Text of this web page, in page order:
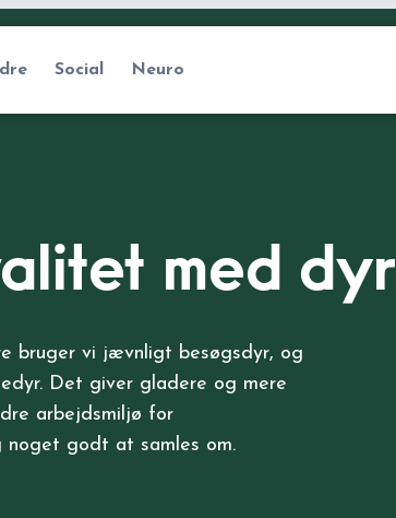
Social Neuro
med dyr
bruger vi jævnligt besøgsdyr, og
Det giver gladere og mere
arbejdsmiljø for
noget godt at samles om.